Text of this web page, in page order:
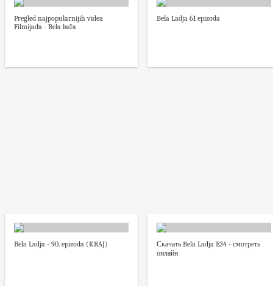
Pregled najpopularnijih videa
Filmijada - Bela lađa
Bela Ladja 61 epizoda
Bela Ladja - 90. epizoda (KRAJ)
Скачать Bela Ladja E34 - смотреть
онлайн